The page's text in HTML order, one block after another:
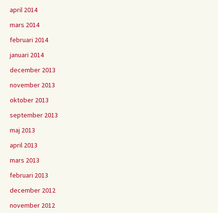
april 2014
mars 2014
februari 2014
januari 2014
december 2013
november 2013
oktober 2013
september 2013
maj 2013
april 2013
mars 2013
februari 2013
december 2012
november 2012